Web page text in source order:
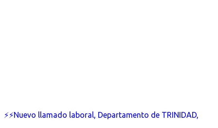
⚡⚡Nuevo llamado laboral, Departamento de TRINIDAD,